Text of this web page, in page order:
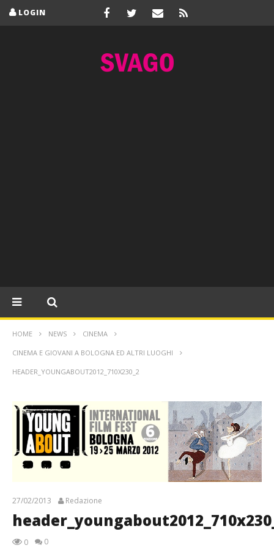
LOGIN
HOME NEWS CINEMA
CINEMA E GIOVANI A BOLOGNA ED ALTRI LUOGHI
HEADER_YOUNGABOUT2012_710X230_2
27/02/2013 Redazione
0 0